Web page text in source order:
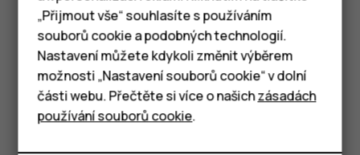
Chytré telefony
Tlačítkové telefony
Tablety
Klepněte na Zprávy.
Klepněte na zprávu, na kterou chcete odpovědět.
Do textového pole pod zprávou napište odpověď
a klepněte na možnost send.
„Přijmout vše“ souhlasíte s používáním
souborů cookie a podobných technologií.
Nastavení můžete kdykoli změnit výběrem
možnosti „Nastavení souborů cookie“ v dolní
části webu. Přečtěte si více o našichzásadách
používání souborů cookie.